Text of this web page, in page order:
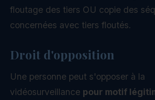
floutage des tiers OU copie des
concernées avec tiers floutés.
Droit d'opposition
Une personne peut s'opposer à la
vidéosurveillance pour motif